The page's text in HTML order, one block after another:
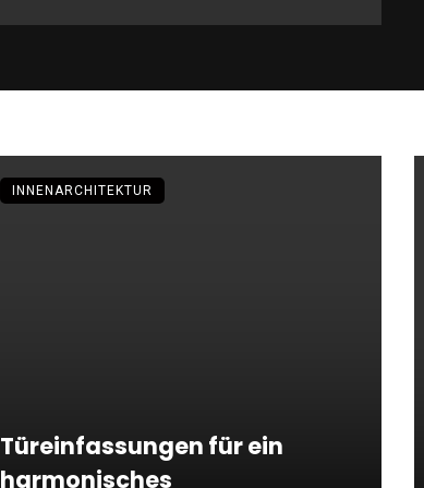
Türeinfassungen für ein
harmonisches
INNENARCHITEKTUR